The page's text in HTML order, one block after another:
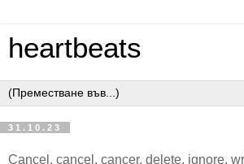
heartbeats
31.10.23
Cancel, cancel, cancer, delete, ignore,